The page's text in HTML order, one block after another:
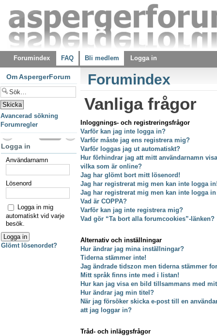
Forumindex FAQ Bli medlem Logga in
Forumindex
Vanliga frågor
Inloggnings- och registreringsfrågor
Varför kan jag inte logga in?
Varför måste jag ens registrera mig?
Varför loggas jag ut automatiskt?
Hur förhindrar jag att mitt användarnamn
vilka som är online?
Jag har glömt bort mitt lösenord!
Jag har registrerat mig men kan inte logga
Jag har registrerat mig men kan inte logga
Vad är COPPA?
Varför kan jag inte registrera mig?
Vad gör “Ta bort alla forumcookies”-länken?
Alternativ och inställningar
Hur ändrar jag mina inställningar?
Tiderna stämmer inte!
Jag ändrade tidszon men tiderna stämmer
Mitt språk finns inte med i listan!
Hur kan jag visa en bild tillsammans med
Hur ändrar jag min titel?
När jag försöker skicka e-post till en
att jag loggar in?
Tråd- och inläggsfrågor
Om AspergerForum
Avancerad sökning
Forumregler
Logga in
Användarnamn
Lösenord
Logga in mig
automatiskt vid varje
besök.
Glömt lösenordet?